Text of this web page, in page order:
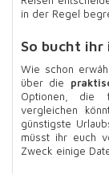
in der Regel
So bucht ihr
Wie schon
über die
Optionen, die
vergleichen
günstigste
müsst ihr euch
Zweck einige